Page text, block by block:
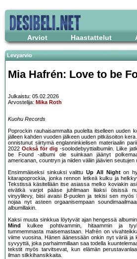
Arviot Haastattelut
Levyarvio
Mia Hafrén: Love to be
Julkaistu: 05.02.2026
Arvostelija: Mika Roth
Kuohu Records
Poprockin rauhaisammalta puolelta itselleen uuden
jälleen kahden vuoden jälkeen uuden pitkäsoiton
onnistunut siirtymä englanninkielisen materiaalin
2022Också för dig -soolodebyyttialbumiin. Liike
be Found -albumi ole suinkaan jäänyt
americanan, countryn ja niiden väliin jäävien seutujen
Ensimmäiseksi sinkuksi valittuUp All Nighton
kitarapoprockia, jonka rennon letkeä kulku ja
Tekstissä käsitellään itse asiassa melko koviakin
eivätkä varjot pääse juhlimaan liiaksi öisissä
vinyylilevy, biisi avaisi B-puolen ja tekisi sen myös
nojaa nyt asteen orgaanisempaan
albumillakin.
Kaksi muuta sinkkua löytyvät ajan hengessä
Mind
kulkee pohtivammin, hitaammin ja
tummemmasta maisemastaan. Hafrén on
viime vuosina. Hänen äänessään onkin nyt väriä ja
syvyyttä, joka parhaimmillaan saa todella
tekstit myös tarvitsevat, kun elämän
ilman silkkihansikkaita.